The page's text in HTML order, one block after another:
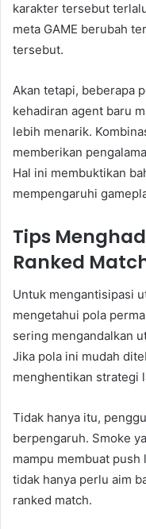
karakter tersebut
meta GAME berubah
tersebut.
Akan tetapi, beberapa
kehadiran agent baru
lebih menarik.
memberikan
Hal ini membuktikan
mempengaruhi
Tips
Ranked
Untuk mengantisipasi
mengetahui pola
sering mengandalkan
Jika pola ini mudah
menghentikan strategi
Tidak hanya itu,
berpengaruh. Smoke
mampu membuat push
tidak hanya perlu aim
ranked match.